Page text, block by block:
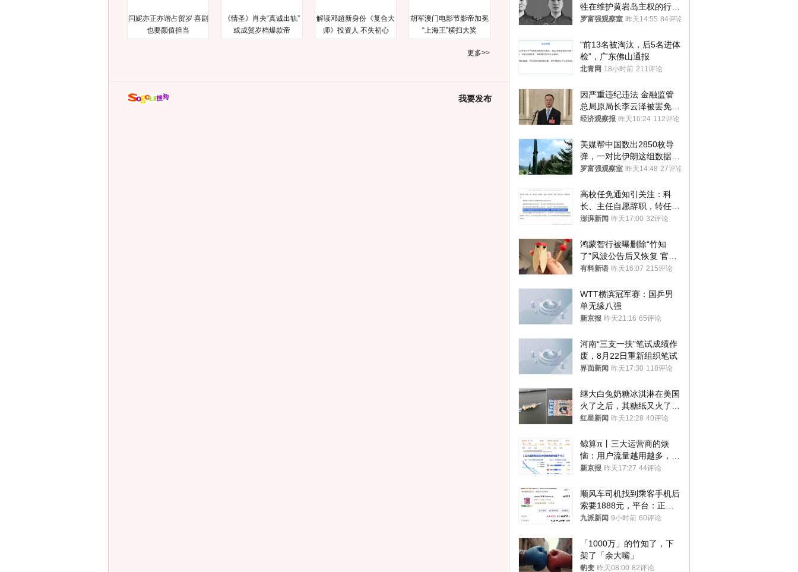
闫妮亦正亦谐占贺岁 喜剧
也要颜值担当
《情圣》肖央“真诚出轨”
或成贺岁档爆款帝
解读邓超新身份《复合大
师》投资人 不失初心
胡军澳门电影节影帝加冕
“上海王”横扫大奖
更多>>
我要发布
牲在维护黄岩岛主权的行动
中
罗富强观察室 昨天14:55 84评论
“前13名被淘汰，后5名进体
检”，广东佛山通报
北青网 18小时前 211评论
因严重违纪违法 金融监管
总局原局长李云泽被罢免全
国人大代表
经济观察报 昨天16:24 112评论
美媒帮中国数出2850枚导
弹，一对比伊朗这组数据，
发现出大事了
罗富强观察室 昨天14:48 27评论
高校任免通知引关注：科
长、主任自愿辞职，转任思
政辅导员
澎湃新闻 昨天17:00 32评论
鸿蒙智行被曝删除“竹知
了”风波公告后又恢复 官媒
曾力挺：劝华为要大度的，
有料新语 昨天16:07 215评论
WTT横滨冠军赛：国乒男
单无缘八强
新京报 昨天21:16 65评论
河南“三支一扶”笔试成绩作
废，8月22日重新组织笔试
界面新闻 昨天17:30 118评论
继大白兔奶糖冰淇淋在美国
火了之后，其糖纸又火了！
海外博主盛赞：平面设计经
红星新闻 昨天12:28 40评论
鲸算π丨三大运营商的烦
恼：用户流量越用越多，收
入却越来越少
新京报 昨天17:27 44评论
顺风车司机找到乘客手机后
索要1888元，平台：正和
司机沟通协商
九派新闻 9小时前 60评论
「1000万」的竹知了，下
架了「余大嘴」
豹变 昨天08:00 82评论